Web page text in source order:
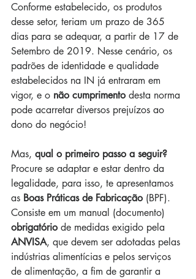
Conforme estabelecido, os produtos
desse setor, teriam um prazo de 365
dias para se adequar, a partir de 17 de
Setembro de 2019. Nesse cenário, os
padrões de identidade e qualidade
estabelecidos na IN já entraram em
vigor, e o não cumprimento desta norma
pode acarretar diversos prejuízos ao
dono do negócio!
Mas, qual o primeiro passo a seguir?
Procure se adaptar e estar dentro da
legalidade, para isso, te apresentamos
as Boas Práticas de Fabricação (BPF).
Consiste em um manual (documento)
obrigatório de medidas exigido pela
ANVISA, que devem ser adotadas pelas
indústrias alimentícias e pelos serviços
de alimentação, a fim de garantir a